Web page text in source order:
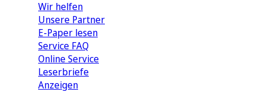
Wir helfen
Unsere Partner
E-Paper lesen
Service FAQ
Online Service
Leserbriefe
Anzeigen